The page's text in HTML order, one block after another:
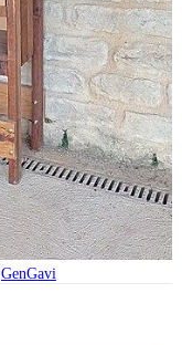
GenGavi